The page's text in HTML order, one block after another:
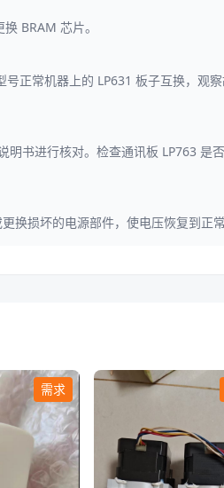
BRAM 芯片。
正常机器上的 LP631 板子互换，观
书进行核对。检查通讯板 LP763 是
换损坏的电源部件，使电压恢复到正常
需求